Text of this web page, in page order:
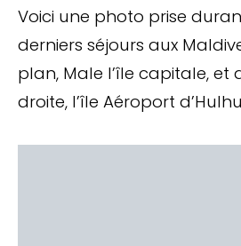
Voici une photo prise
derniers séjours aux
plan, Male l’île capitale, et
droite, l’île Aéroport